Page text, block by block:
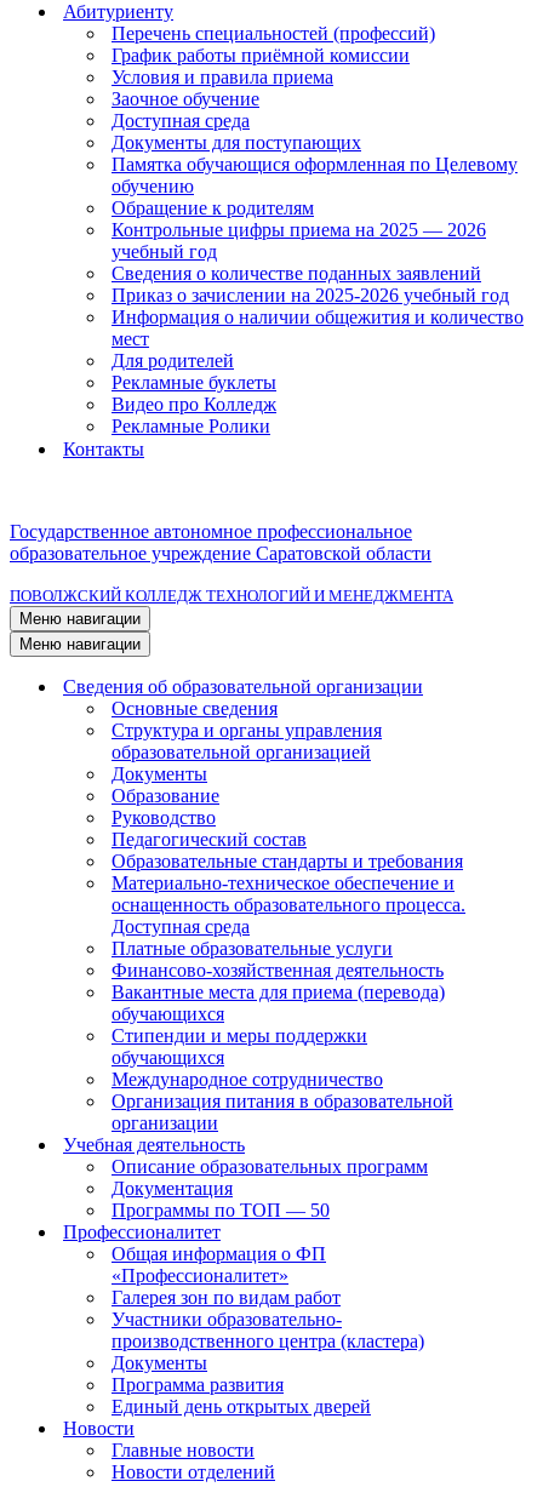
Абитуриенту
Перечень специальностей (профессий)
График работы приёмной комиссии
Условия и правила приема
Заочное обучение
Доступная среда
Документы для поступающих
Памятка обучающися оформленная по Целевому
обучению
Обращение к родителям
Контрольные цифры приема на 2025 — 2026
учебный год
Сведения о количестве поданных заявлений
Приказ о зачислении на 2025-2026 учебный год
Информация о наличии общежития и количество
мест
Для родителей
Рекламные буклеты
Видео про Колледж
Рекламные Ролики
Контакты
Государственное автономное профессиональное
образовательное учреждение Саратовской области
ПОВОЛЖСКИЙ КОЛЛЕДЖ ТЕХНОЛОГИЙ И МЕНЕДЖМЕНТА
Меню навигации
Меню навигации
Сведения об образовательной организации
Основные сведения
Структура и органы управления
образовательной организацией
Документы
Образование
Руководство
Педагогический состав
Образовательные стандарты и требования
Материально-техническое обеспечение и
оснащенность образовательного процесса.
Доступная среда
Платные образовательные услуги
Финансово-хозяйственная деятельность
Вакантные места для приема (перевода)
обучающихся
Стипендии и меры поддержки
обучающихся
Международное сотрудничество
Организация питания в образовательной
организации
Учебная деятельность
Описание образовательных программ
Документация
Программы по ТОП — 50
Профессионалитет
Общая информация о ФП
«Профессионалитет»
Галерея зон по видам работ
Участники образовательно-
производственного центра (кластера)
Документы
Программа развития
Единый день открытых дверей
Новости
Главные новости
Новости отделений